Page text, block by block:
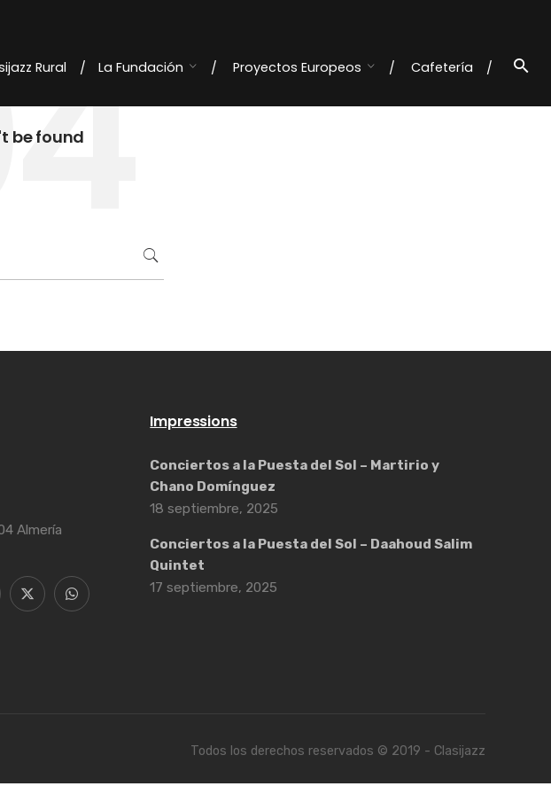
Rural La Fundación Proyectos Europeos
Cafetería
be found
Almería
Impressions
Conciertos a la Puesta del Sol – Martirio y
Chano Domínguez
18 septiembre, 2025
Conciertos a la Puesta del Sol – Daahoud Salim
Quintet
17 septiembre, 2025
Todos los derechos reservados © 2019 - Clasijazz